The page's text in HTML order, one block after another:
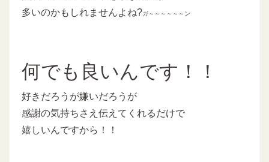
多いのかもしれませんよね?ガ～～～～～～ン
何でも良いんです！！
好きだろうが嫌いだろうが
感謝の気持ちさえ伝えてくれるだけで
嬉しいんですから！！